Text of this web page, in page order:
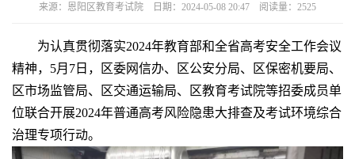
来源：恩阳区教育考试院 日期：2024-05-08 20:47 阅读量：2525
为认真贯彻落实2024年教育部和全省高考安全工作会议
精神， 5月 7 日， 区委网信办、区公安分局、区保密机要局、
区市场监管局、区交通运输局、
区教育考试院等招委成员单
位联合开展2024年普通高考风险隐患大排查及考试环境综合
治理专项行动。